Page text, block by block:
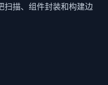
扫描、组件封装和构建边